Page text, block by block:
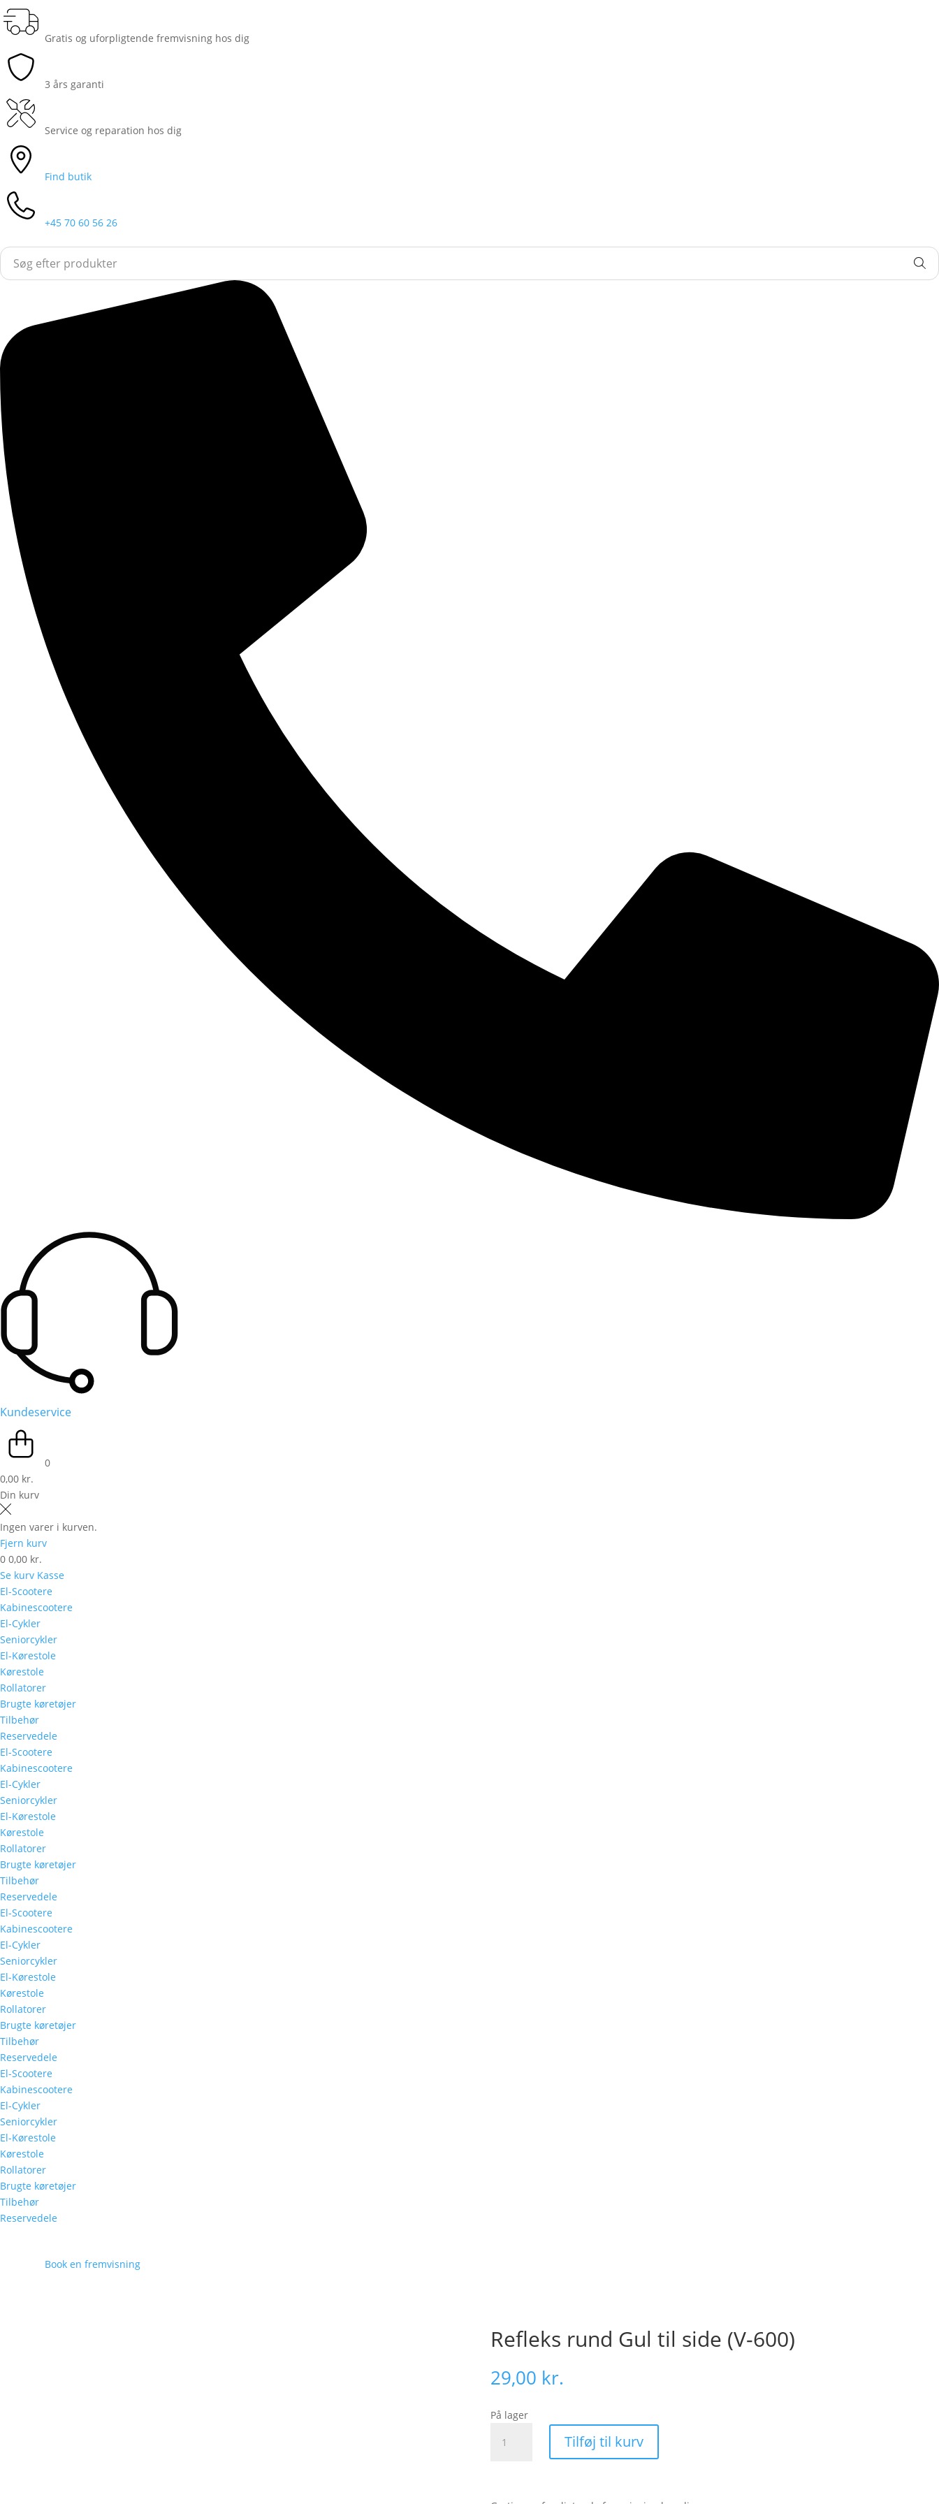
Gratis og uforpligtende fremvisning hos dig
3 års garanti
Service og reparation hos dig
Find butik
+45 70 60 56 26
Kundeservice
0
0,00 kr.
Din kurv
Ingen varer i kurven.
Fjern kurv
0 0,00 kr.
Se kurv Kasse
El-Scootere
Kabinescootere
El-Cykler
Seniorcykler
El-Kørestole
Kørestole
Rollatorer
Brugte køretøjer
Tilbehør
Reservedele
El-Scootere
Kabinescootere
El-Cykler
Seniorcykler
El-Kørestole
Kørestole
Rollatorer
Brugte køretøjer
Tilbehør
Reservedele
El-Scootere
Kabinescootere
El-Cykler
Seniorcykler
El-Kørestole
Kørestole
Rollatorer
Brugte køretøjer
Tilbehør
Reservedele
El-Scootere
Kabinescootere
El-Cykler
Seniorcykler
El-Kørestole
Kørestole
Rollatorer
Brugte køretøjer
Tilbehør
Reservedele
Book en fremvisning
Refleks rund Gul til side (V-600)
29,00 kr.
På lager
rund
Tilføj til kurv